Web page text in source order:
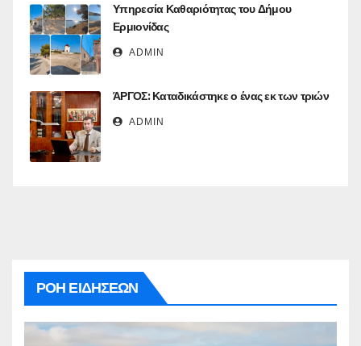
Υπηρεσία Καθαριότητας του Δήμου
Ερμιονίδας
ADMIN
ΆΡΓΟΣ: Καταδικάστηκε ο ένας εκ των τριών
ADMIN
ΡΟΗ ΕΙΔΗΣΕΩΝ